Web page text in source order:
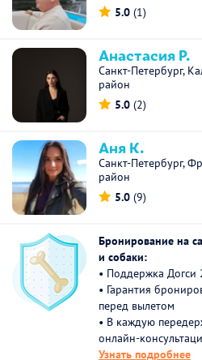
5.0 (1)
Анастасия Р.
Санкт-Петербург,
район
5.0 (2)
Аня К.
Санкт-Петербург,
район
5.0 (9)
Бронирование на
и собаки:
• Поддержка Догси
• Гарантия
перед вылетом
• В каждую
онлайн-
Узнать подробнее